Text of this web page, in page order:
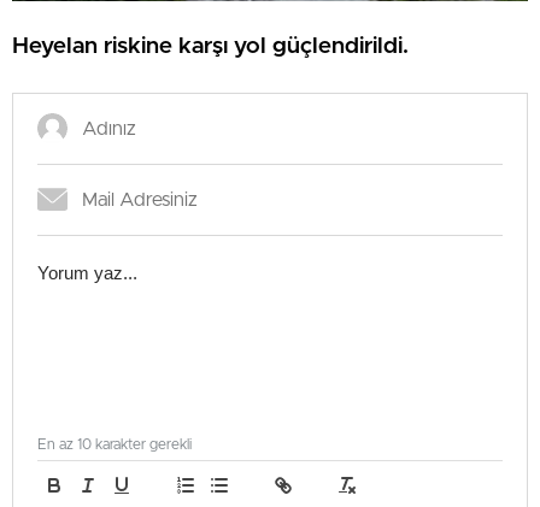
Heyelan riskine karşı yol güçlendirildi.
En az 10 karakter gerekli